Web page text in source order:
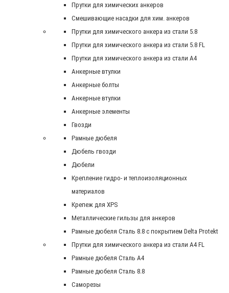
Прутки для химических анкеров
Смешивающие насадки для хим. анкеров
Прутки для химического анкера из стали 5.8
Прутки для химического анкера из стали 5.8 FL
Прутки для химического анкера из стали А4
Анкерные втулки
Анкерные болты
Анкерные втулки
Анкерные элементы
Гвозди
Рамные дюбеля
Дюбель гвозди
Дюбели
Крепление гидро- и теплоизоляционных
материалов
Крепеж для XPS
Металлические гильзы для анкеров
Рамные дюбеля Сталь 8.8 с покрытием Delta Protekt
Прутки для химического анкера из стали А4 FL
Рамные дюбеля Сталь A4
Рамные дюбеля Сталь 8.8
Саморезы